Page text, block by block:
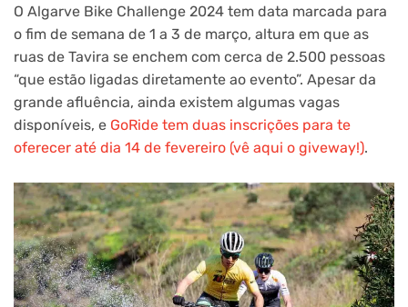
O Algarve Bike Challenge 2024 tem data marcada para
o fim de semana de 1 a 3 de março, altura em que as
ruas de Tavira se enchem com cerca de 2.500 pessoas
“que estão ligadas diretamente ao evento”. Apesar da
grande afluência, ainda existem algumas vagas
disponíveis, e GoRide tem duas inscrições para te
oferecer até dia 14 de fevereiro (vê aqui o giveway!).